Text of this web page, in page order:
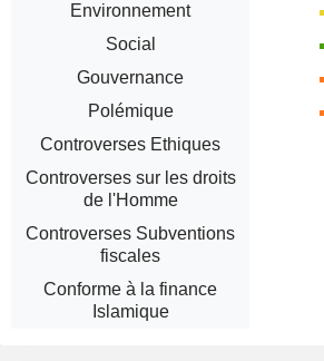
Environnement
Social
Gouvernance
Polémique
Controverses Ethiques
Controverses sur les droits
de l'Homme
Controverses Subventions
fiscales
Conforme à la finance
Islamique